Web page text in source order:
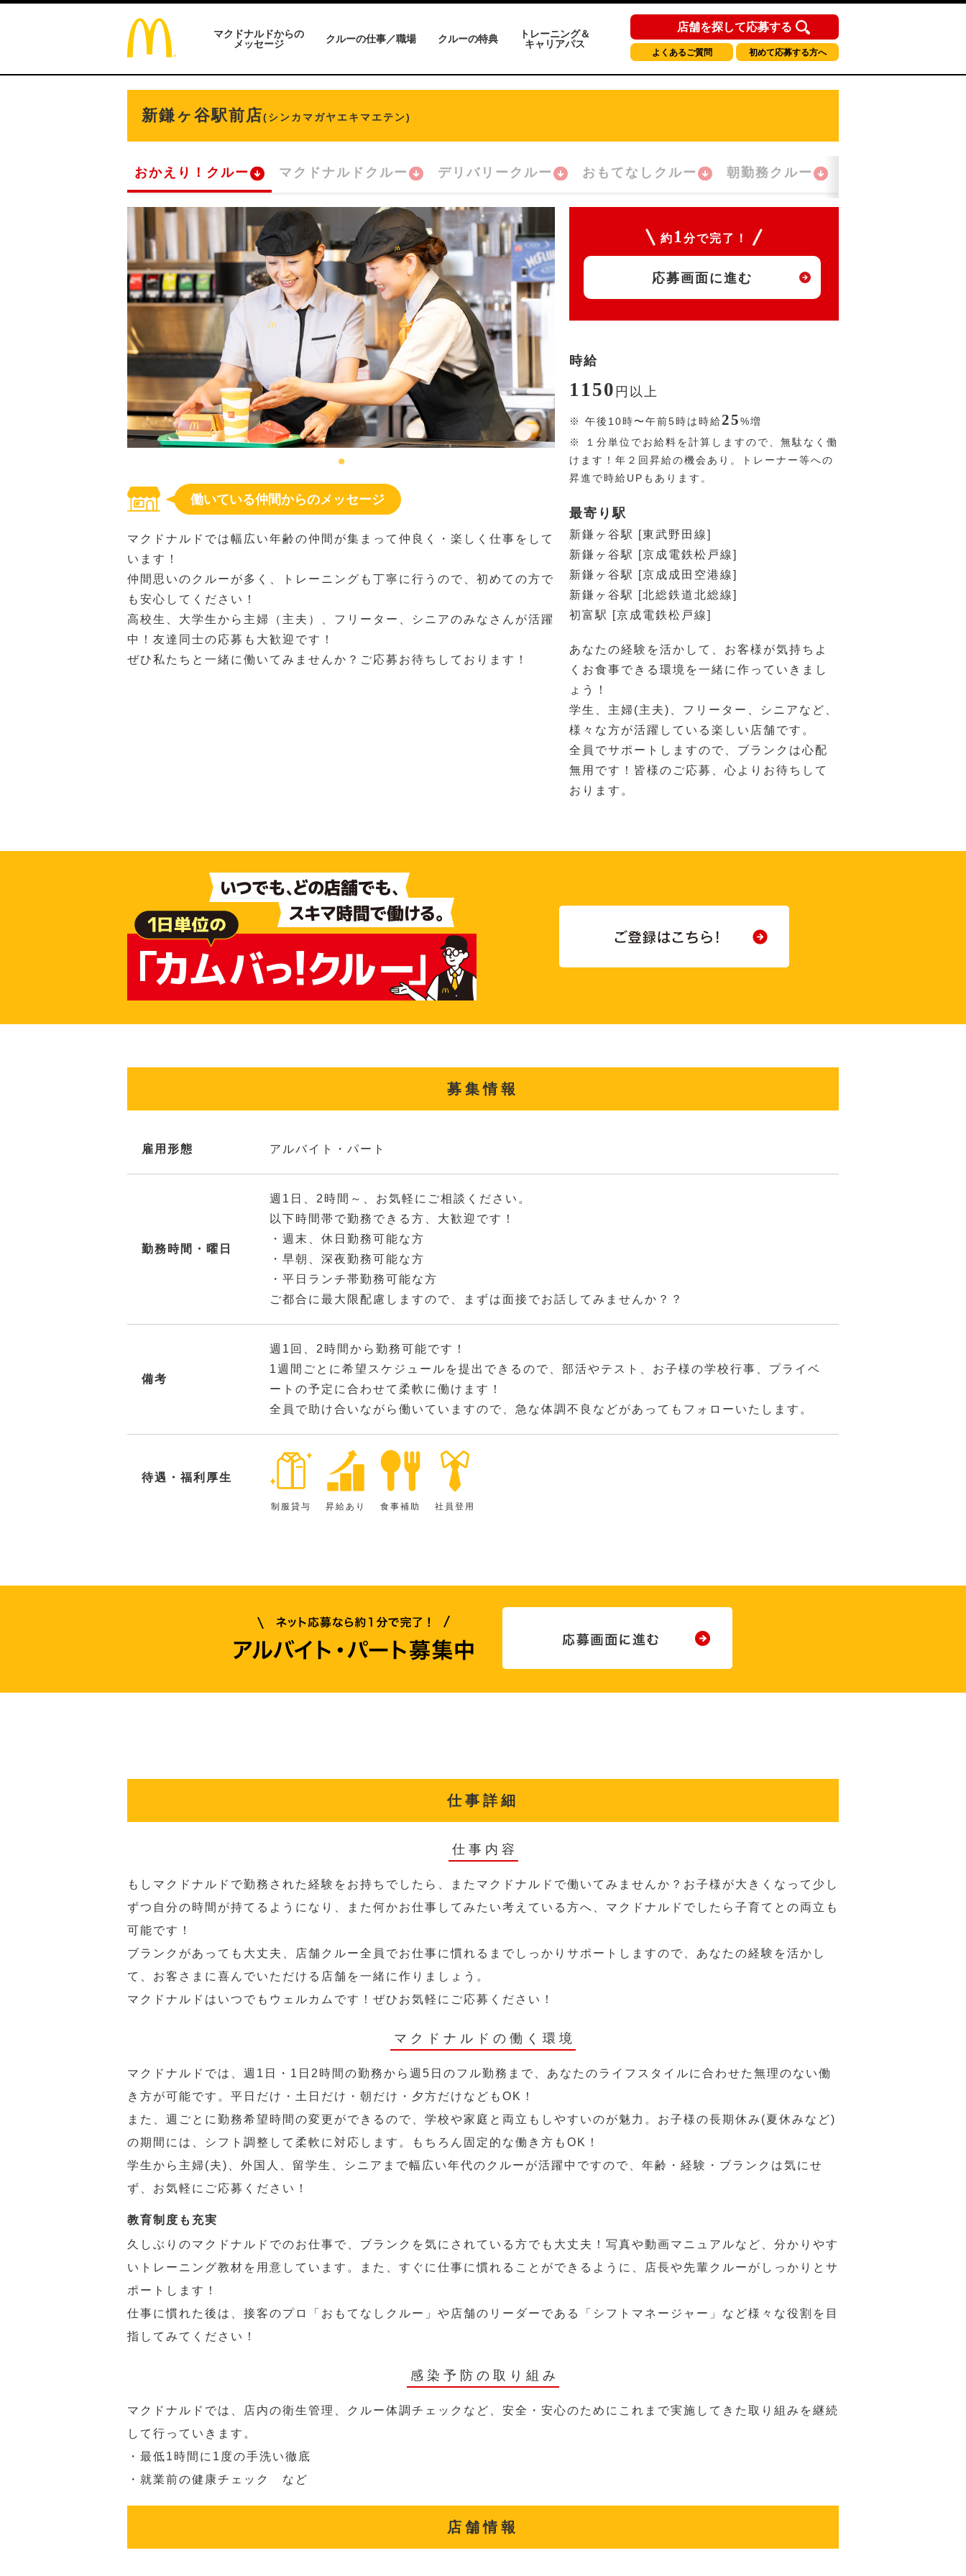
マクドナルドからの
メッセージ
クルーの仕事／職場 クルーの特典
トレーニング＆
キャリアパス
店舗を探して応募する
よくあるご質問 初めて応募する方へ
新鎌ヶ谷駅前店(シンカマガヤエキマエテン)
おかえり！クルー マクドナルドクルー デリバリークルー おもてなしクルー 朝勤務クルー
働いている仲間からのメッセージ
マクドナルドでは幅広い年齢の仲間が集まって仲良く・楽しく仕事をして
います！
仲間思いのクルーが多く、トレーニングも丁寧に行うので、初めての方で
も安心してください！
高校生、大学生から主婦（主夫）、フリーター、シニアのみなさんが活躍
中！友達同士の応募も大歓迎です！
ぜひ私たちと一緒に働いてみませんか？ご応募お待ちしております！
約 1 分で完了！
応募画面に進む
時給
1150 円 以上
※ 午後10時〜午前5時は時給25%増
※
１分単位でお給料を計算しますので、無駄なく働
けます！年２回昇給の機会あり。トレーナー等への
昇進で時給UPもあります。
最寄り駅
新鎌ヶ谷駅 [東武野田線]
新鎌ヶ谷駅 [京成電鉄松戸線]
新鎌ヶ谷駅 [京成成田空港線]
新鎌ヶ谷駅 [北総鉄道北総線]
初富駅 [京成電鉄松戸線]
あなたの経験を活かして、お客様が気持ちよ
くお食事できる環境を一緒に作っていきまし
ょう！
学生、主婦(主夫)、フリーター、シニアなど、
様々な方が活躍している楽しい店舗です。
全員でサポートしますので、ブランクは心配
無用です！皆様のご応募、心よりお待ちして
おります。
募集情報
雇用形態 アルバイト・パート
勤務時間・曜日
週1日、2時間～、お気軽にご相談ください。
以下時間帯で勤務できる方、大歓迎です！
・週末、休日勤務可能な方
・早朝、深夜勤務可能な方
・平日ランチ帯勤務可能な方
ご都合に最大限配慮しますので、まずは面接でお話してみませんか？？
備考
週1回、2時間から勤務可能です！
1週間ごとに希望スケジュールを提出できるので、部活やテスト、お子様の学校行事、プライベ
ートの予定に合わせて柔軟に働けます！
全員で助け合いながら働いていますので、急な体調不良などがあってもフォローいたします。
待遇・福利厚生
制服貸与 昇給あり 食事補助 社員登用
仕事詳細
仕事内容
もしマクドナルドで勤務された経験をお持ちでしたら、またマクドナルドで働いてみませんか？お子様が大きくなって少し
ずつ自分の時間が持てるようになり、また何かお仕事してみたい考えている方へ、マクドナルドでしたら子育てとの両立も
可能です！
ブランクがあっても大丈夫、店舗クルー全員でお仕事に慣れるまでしっかりサポートしますので、あなたの経験を活かし
て、お客さまに喜んでいただける店舗を一緒に作りましょう。
マクドナルドはいつでもウェルカムです！ぜひお気軽にご応募ください！
マクドナルドの働く環境
マクドナルドでは、週1日・1日2時間の勤務から週5日のフル勤務まで、あなたのライフスタイルに合わせた無理のない働
き方が可能です。平日だけ・土日だけ・朝だけ・夕方だけなどもOK！
また、週ごとに勤務希望時間の変更ができるので、学校や家庭と両立もしやすいのが魅力。お子様の長期休み(夏休みなど)
の期間には、シフト調整して柔軟に対応します。もちろん固定的な働き方もOK！
学生から主婦(夫)、外国人、留学生、シニアまで幅広い年代のクルーが活躍中ですので、年齢・経験・ブランクは気にせ
ず、お気軽にご応募ください！
教育制度も充実
久しぶりのマクドナルドでのお仕事で、ブランクを気にされている方でも大丈夫！写真や動画マニュアルなど、分かりやす
いトレーニング教材を用意しています。また、すぐに仕事に慣れることができるように、店長や先輩クルーがしっかりとサ
ポートします！
仕事に慣れた後は、接客のプロ「おもてなしクルー」や店舗のリーダーである「シフトマネージャー」など様々な役割を目
指してみてください！
感染予防の取り組み
マクドナルドでは、店内の衛生管理、クルー体調チェックなど、安全・安心のためにこれまで実施してきた取り組みを継続
して行っていきます。
・最低1時間に1度の手洗い徹底
・就業前の健康チェック など
店舗情報